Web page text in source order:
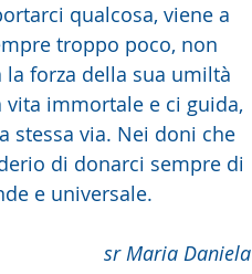
qualcosa, viene a
troppo poco, non
forza della sua umiltà
vita immortale e ci guida,
stessa via. Nei doni che
di donarci sempre di
e universale.
sr Maria Daniela